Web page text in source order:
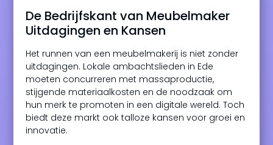
De Bedrijfskant van Meubelmaker
Uitdagingen en Kansen
Het runnen van een meubelmakerij is niet zonder
uitdagingen. Lokale ambachtslieden in Ede
moeten concurreren met massaproductie,
stijgende materiaalkosten en de noodzaak om
hun merk te promoten in een digitale wereld. Toch
biedt deze markt ook talloze kansen voor groei en
innovatie.